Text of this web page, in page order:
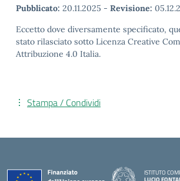
Pubblicato: 20.11.2025 - Revisione:
Eccetto dove diversamente specificato,
stato rilasciato sotto Licenza Creative
Attribuzione 4.0 Italia.
Stampa / Condividi
ISTITUTO